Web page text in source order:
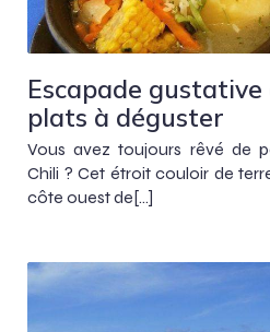
Escapade gustative
plats à déguster
Vous avez toujours rêvé de
Chili ? Cet étroit couloir de
côte ouest de[…]